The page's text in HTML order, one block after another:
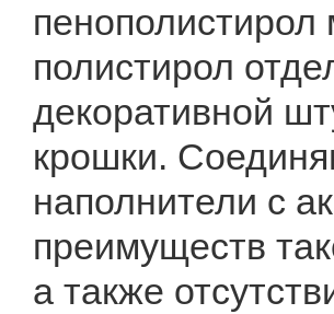
полистирол
декоративной
крошки.
наполнители с
преимуществ
а также